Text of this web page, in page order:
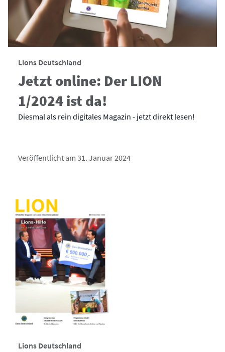
Lions Deutschland
Jetzt online: Der LION
1/2024 ist da!
Diesmal als rein digitales Magazin - jetzt direkt lesen!
Veröffentlicht am 31. Januar 2024
Lions Deutschland